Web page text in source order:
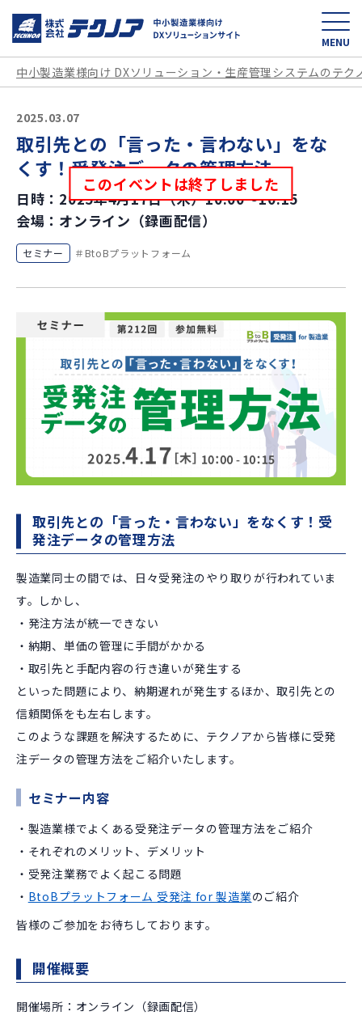
中小製造業様向け
MENU
中小製造業様向け DXソリューション・生産管理システムのテク
2025.03.07
取引先との「言った・言わない」をな
くす！受発注データの管理方法
このイベントは終了しました
日時：2025年4月17日（木）10:00～10:15
会場：オンライン（録画配信）
セミナー BtoBプラットフォーム
取引先との「言った・言わない」をなくす！受
発注データの管理方法
製造業同士の間では、日々受発注のやり取りが行われていま
す。しかし、
・発注方法が統一できない
・納期、単価の管理に手間がかかる
・取引先と手配内容の行き違いが発生する
といった問題により、納期遅れが発生するほか、取引先との
信頼関係をも左右します。
このような課題を解決するために、テクノアから皆様に受発
注データの管理方法をご紹介いたします。
セミナー内容
・製造業様でよくある受発注データの管理方法をご紹介
・それぞれのメリット、デメリット
・受発注業務でよく起こる問題
・ BtoBプラットフォーム 受発注 for 製造業のご紹介
皆様のご参加をお待ちしております。
開催概要
開催場所：オンライン（録画配信）